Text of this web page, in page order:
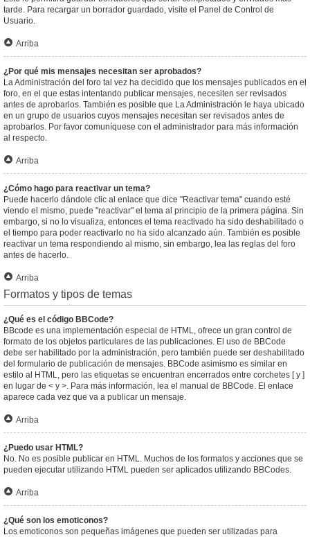
tarde. Para recargar un borrador guardado, visite el Panel de Control de
Usuario.
Arriba
¿Por qué mis mensajes necesitan ser aprobados?
La Administración del foro tal vez ha decidido que los mensajes publicados en el
foro, en el que estas intentando publicar mensajes, necesiten ser revisados
antes de aprobarlos. También es posible que La Administración le haya ubicado
en un grupo de usuarios cuyos mensajes necesitan ser revisados antes de
aprobarlos. Por favor comuníquese con el administrador para más información
al respecto.
Arriba
¿Cómo hago para reactivar un tema?
Puede hacerlo dándole clic al enlace que dice "Reactivar tema" cuando esté
viendo el mismo, puede "reactivar" el tema al principio de la primera página. Sin
embargo, si no lo visualiza, entonces el tema reactivado ha sido deshabilitado o
el tiempo para poder reactivarlo no ha sido alcanzado aún. También es posible
reactivar un tema respondiendo al mismo, sin embargo, lea las reglas del foro
antes de hacerlo.
Arriba
Formatos y tipos de temas
¿Qué es el código BBCode?
BBcode es una implementación especial de HTML, ofrece un gran control de
formato de los objetos particulares de las publicaciones. El uso de BBCode
debe ser habilitado por la administración, pero también puede ser deshabilitado
del formulario de publicación de mensajes. BBCode asimismo es similar en
estilo al HTML, pero las etiquetas se encuentran encerrados entre corchetes [ y ]
en lugar de < y >. Para más información, lea el manual de BBCode. El enlace
aparece cada vez que va a publicar un mensaje.
Arriba
¿Puedo usar HTML?
No. No es posible publicar en HTML. Muchos de los formatos y acciones que se
pueden ejecutar utilizando HTML pueden ser aplicados utilizando BBCodes.
Arriba
¿Qué son los emoticonos?
Los emoticonos son pequeñas imágenes que pueden ser utilizadas para